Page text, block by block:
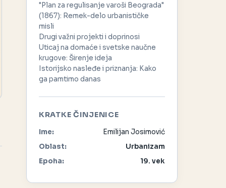
"Plan za regulisanje varoši Beograda"
(1867): Remek-delo urbanističke
misli
Drugi važni projekti i doprinosi
Uticaj na domaće i svetske naučne
krugove: Širenje ideja
Istorijsko nasleđe i priznanja: Kako
ga pamtimo danas
KRATKE ČINJENICE
Ime:
Emilijan Josimović
Oblast:
Urbanizam
Epoha:
19. vek